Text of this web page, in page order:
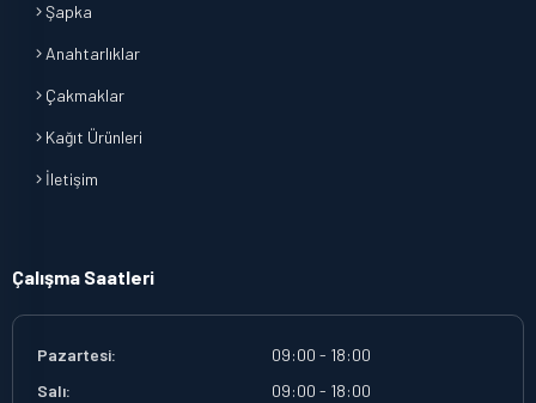
Şapka
Anahtarlıklar
Çakmaklar
Kağıt Ürünleri
İletişim
Çalışma Saatleri
Pazartesi:
09:00 - 18:00
Salı:
09:00 - 18:00